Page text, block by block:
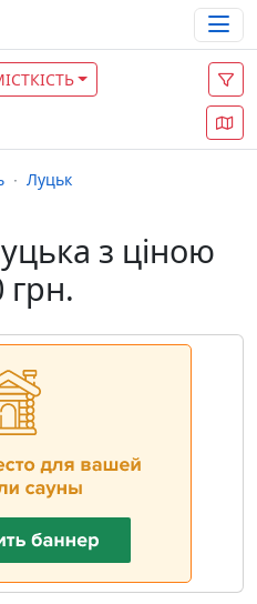
Луцьк
з ціною
грн.